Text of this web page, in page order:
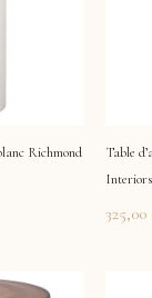
Richmond
Table
Interiors
325,00